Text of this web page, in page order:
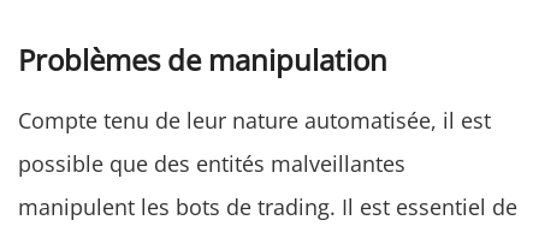
Problèmes de manipulation
Compte tenu de leur nature automatisée, il est
possible que des entités malveillantes
manipulent les bots de trading. Il est essentiel de